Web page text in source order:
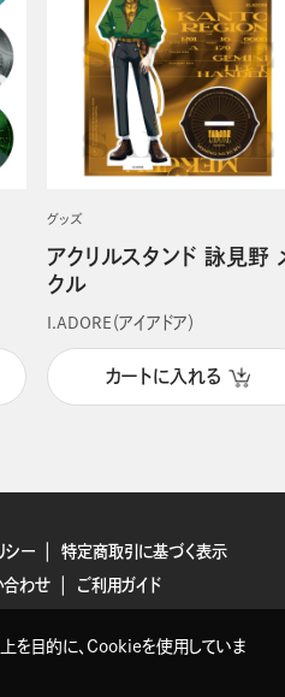
グッズ
アクリルスタンド 詠見野
クル
I.ADORE（アイアドア）
カートに入れる
シー
特定商取引に基づく表示
合わせ ご利用ガイド
を目的に、Cookieを使用していま